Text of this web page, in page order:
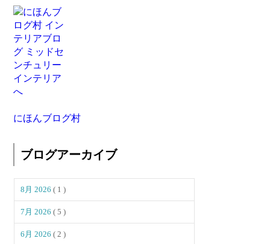
にほんブログ村
ブログアーカイブ
8月 2026( 1 )
7月 2026( 5 )
6月 2026( 2 )